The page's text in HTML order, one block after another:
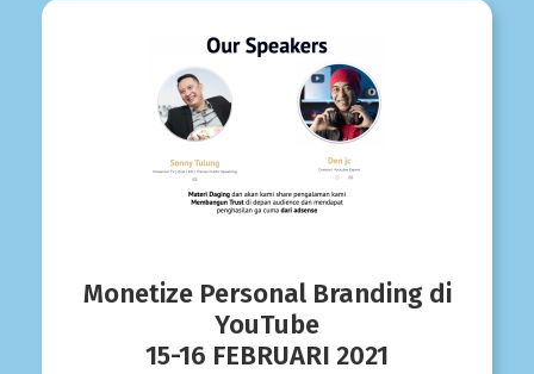
Monetize Personal Branding di
YouTube
15-16 FEBRUARI 2021